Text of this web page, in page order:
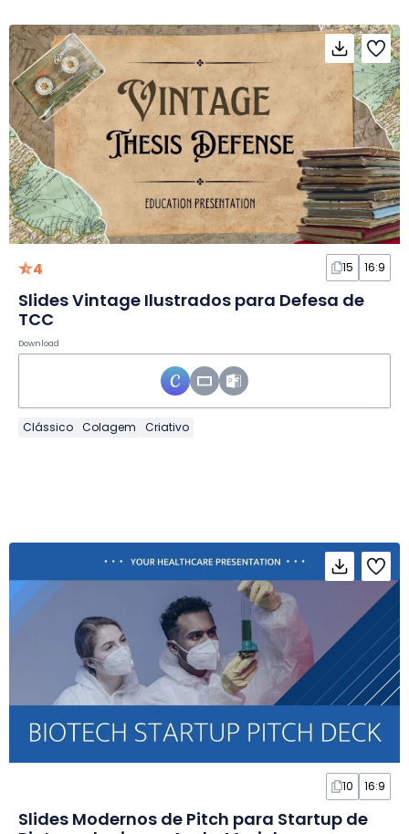
4 15 16:9
Slides Vintage Ilustrados para Defesa de
TCC
Download
Clássico Colagem Criativo
10 16:9
Slides Modernos de Pitch para Startup de